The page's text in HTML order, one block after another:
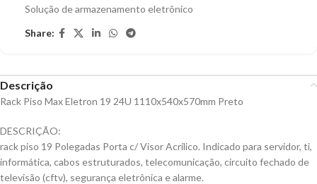
Solução de armazenamento eletrônico
Share:
Descrição
Rack Piso Max Eletron 19 24U 1110x540x570mm Preto
DESCRIÇÃO:
rack piso 19 Polegadas Porta c/ Visor Acrílico. Indicado para servidor, ti,
informática, cabos estruturados, telecomunicação, circuito fechado de
televisão (cftv), segurança eletrônica e alarme.